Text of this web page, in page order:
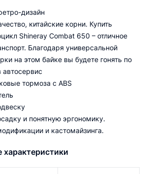
дизайн
китайские корни. Купить
Shineray Combat 650 – отличное
Благодаря универсальной
на этом байке вы будете гонять по
автосервис
тормоза с ABS
и понятную эргономику.
и кастомайзинга.